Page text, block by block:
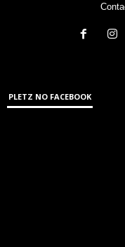
PLETZ NO FACEBOOK